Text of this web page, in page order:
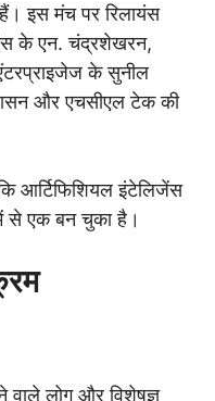
इस मंच पर रिलायंस
के एन. चंद्रशेखरन,
के सुनील
और एचसीएल टेक की
आर्टिफिशियल इंटेलिजेंस
से एक बन चुका है।
वाले लोग और विशेषज्ञ